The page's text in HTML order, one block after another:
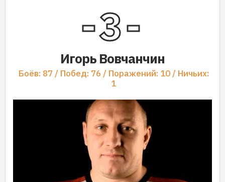
3
Игорь Вовчанчин
Боёв: 87 / Побед: 76 / Поражений: 10 / Ничьих:
1